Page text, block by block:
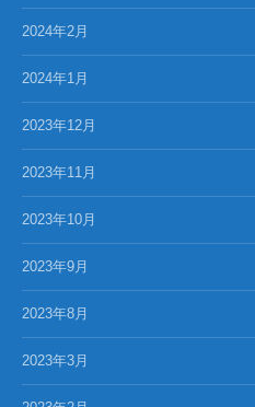
2024年2月
2024年1月
2023年12月
2023年11月
2023年10月
2023年9月
2023年8月
2023年3月